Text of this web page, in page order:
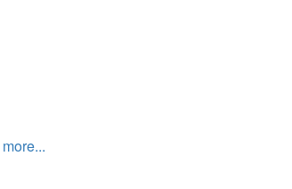
more...